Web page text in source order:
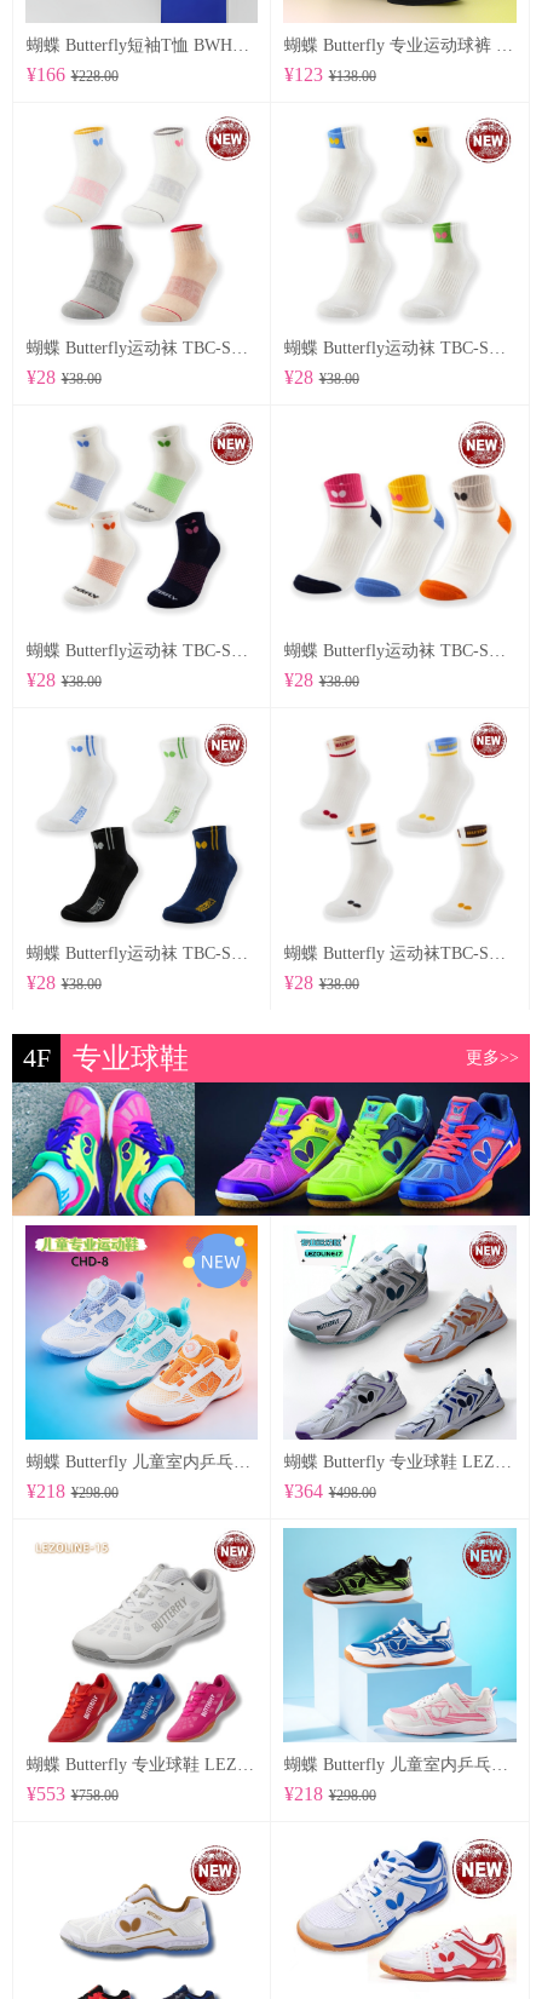
蝴蝶 Butterfly短袖T恤 BWH850
¥166 ¥228.00 ¥123 ¥138.00
¥28 ¥38.00 ¥28 ¥38.00
¥28 ¥38.00 ¥28 ¥38.00
¥28 ¥38.00 ¥28 ¥38.00
4F 专业球鞋 更多>>
蝴蝶 Butterfly 儿童室内乒乓球鞋 CHD-8
¥218 ¥298.00
蝴蝶 Butterfly 专业球鞋 LEZOLINE-17
¥364 ¥498.00
蝴蝶 Butterfly 专业球鞋 LEZOLINE-15
¥553 ¥758.00
蝴蝶 Butterfly 儿童室内乒乓球鞋 CHD-7
¥218 ¥298.00